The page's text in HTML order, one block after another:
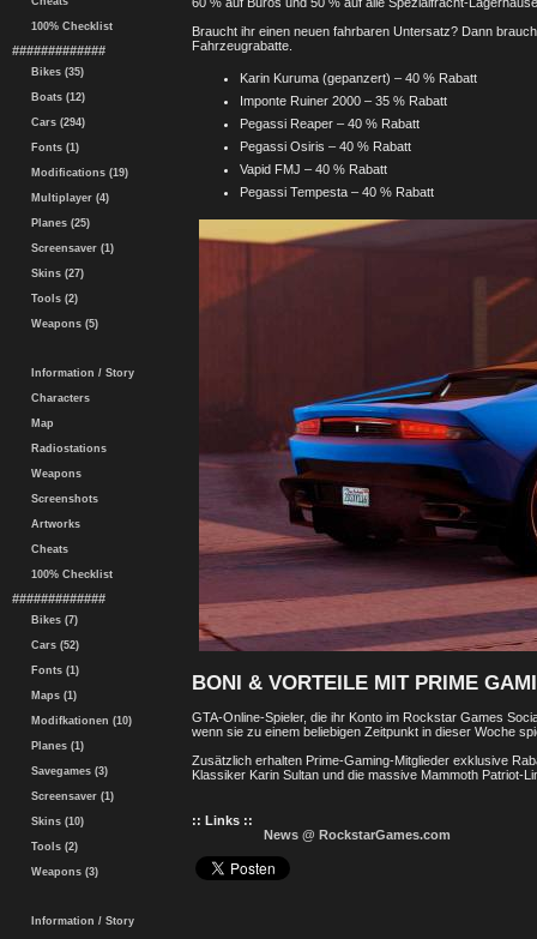
100% Checklist
#############
Bikes (35)
Boats (12)
Cars (294)
Fonts (1)
Modifications (19)
Multiplayer (4)
Planes (25)
Screensaver (1)
Skins (27)
Tools (2)
Weapons (5)
Information / Story
Characters
Map
Radiostations
Weapons
Screenshots
Artworks
Cheats
100% Checklist
#############
Bikes (7)
Cars (52)
Fonts (1)
Maps (1)
Modifkationen (10)
Planes (1)
Savegames (3)
Screensaver (1)
Skins (10)
Tools (2)
Weapons (3)
Information / Story
Braucht ihr einen neuen fahrbaren Untersatz? Dann
Fahrzeugrabatte.
Karin Kuruma (gepanzert) – 40 % Rabatt
Imponte Ruiner 2000 – 35 % Rabatt
Pegassi Reaper – 40 % Rabatt
Pegassi Osiris – 40 % Rabatt
Vapid FMJ – 40 % Rabatt
Pegassi Tempesta – 40 % Rabatt
BONI & VORTEILE MIT PRIME
GTA-Online-Spieler, die ihr Konto im Rockstar Games
wenn sie zu einem beliebigen Zeitpunkt in dieser Woche
Zusätzlich erhalten Prime-Gaming-Mitglieder exklusive
Klassiker Karin Sultan und die massive Mammoth Patriot-
:: Links ::
News @ RockstarGames.com